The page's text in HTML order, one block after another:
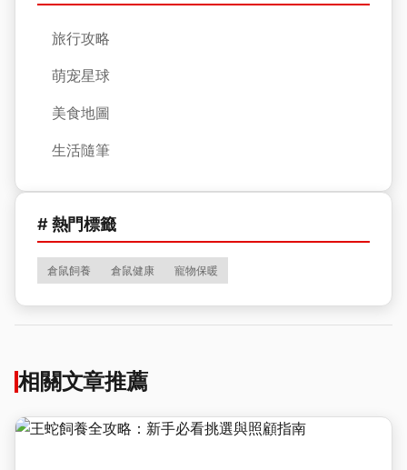
旅行攻略
萌宠星球
美食地圖
生活隨筆
# 熱門標籤
倉鼠飼養 倉鼠健康 寵物保暖
相關文章推薦